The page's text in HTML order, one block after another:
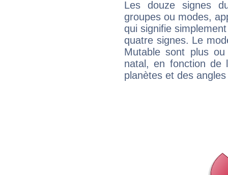
Les douze signes
groupes ou modes,
qui signifie
quatre signes. Le
Mutable sont plus
natal, en fonction de
planètes et des